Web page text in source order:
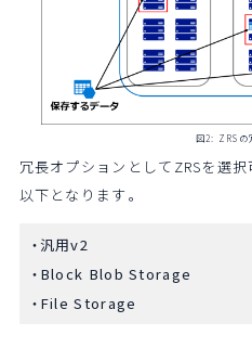
図2: ZRSの
冗長オプションとしてZRSを選
以下となります。
汎用v2
Block Blob Storage
File Storage